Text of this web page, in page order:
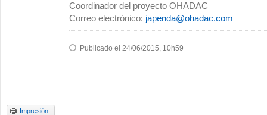
Coordinador del proyecto OHADAC
Correo electrónico: japenda@ohadac.com
Publicado el 24/06/2015, 10h59
Impresión